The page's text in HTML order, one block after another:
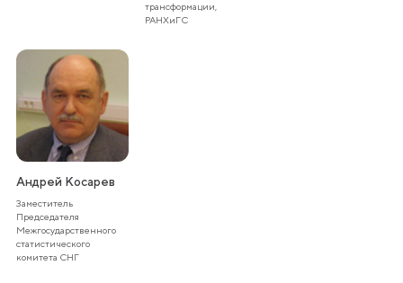
трансформации,
РАНХиГС
Андрей Косарев
Заместитель
Председателя
Межгосударственного
статистического
комитета СНГ